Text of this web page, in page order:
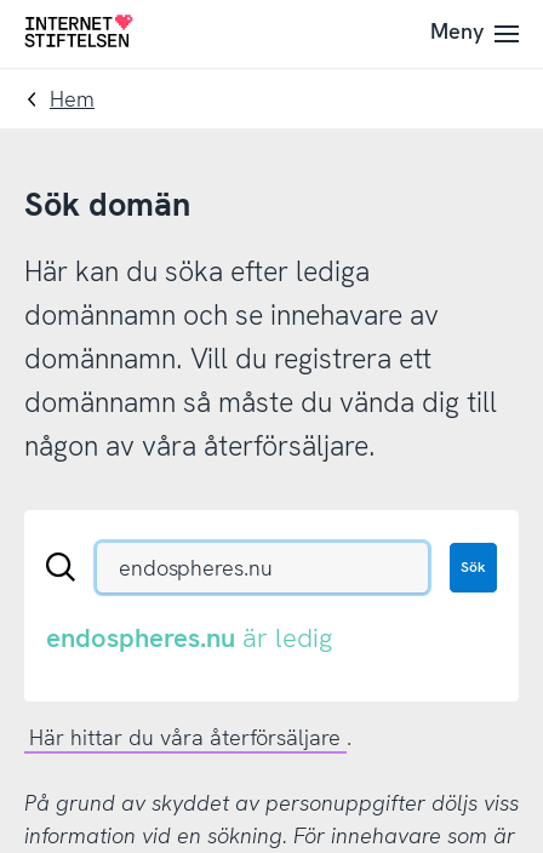
Till
navigering
Till
innehåll
Till
Meny
Hem
Sök domän
Här kan du söka efter lediga
domännamn och se innehavare av
domännamn. Vill du registrera ett
domännamn så måste du vända dig till
någon av våra återförsäljare.
Sök
eller
.nu-
Sök
endospheres.nu är ledig
Här hittar du våra återförsäljare .
På grund av skyddet av personuppgifter döljs viss
information vid en sökning. För innehavare som är